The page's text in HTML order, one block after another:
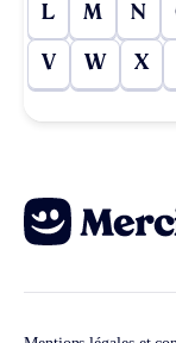
L M N
V W X